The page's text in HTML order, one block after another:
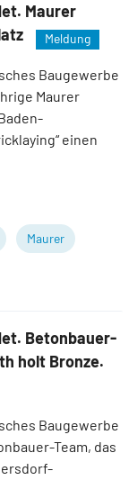
Maurer
Meldung
Baugewerbe
Maurer
einen
Maurer
Betonbauer-
holt Bronze.
Baugewerbe
Team, das